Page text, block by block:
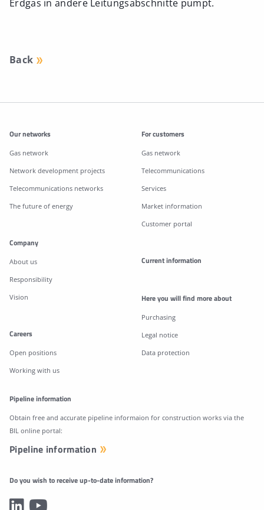
Erdgas in andere Leitungsabschnitte pumpt.
Back
Additonal information
Our networks
Gas network
Network development projects
Telecommunications networks
The future of energy
For customers
Gas network
Telecommunications
Services
Market information
Customer portal
Company
About us
Responsibility
Vision
Careers
Open positions
Working with us
Current information
Here you will find more about
Purchasing
Legal notice
Data protection
Pipeline information
Obtain free and accurate pipeline informaion for construction works via the
BIL online portal:
Pipeline information
Do you wish to receive up-to-date information?